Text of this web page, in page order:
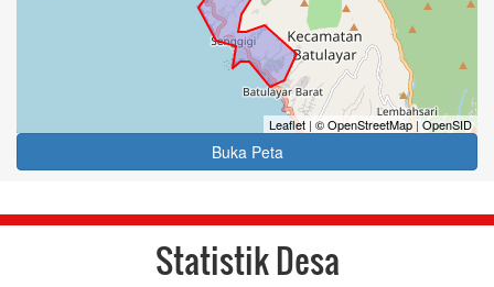
Leaflet | © OpenStreetMap| OpenSID
Buka Peta
Statistik Desa